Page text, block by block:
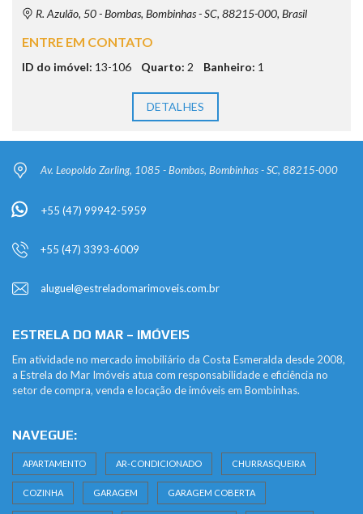
R. Azulão, 50 - Bombas, Bombinhas - SC, 88215-000, Brasil
ENTRE EM CONTATO
ID do imóvel: 13-106 Quarto: 2 Banheiro: 1
DETALHES
Av. Leopoldo Zarling, 1085 - Bombas, Bombinhas - SC, 88215-000
+55 (47) 99942-5959
+55 (47) 3393-6009
aluguel@estreladomarimoveis.com.br
ESTRELA DO MAR – IMÓVEIS
Em atividade no mercado imobiliário da Costa Esmeralda desde 2008,
a Estrela do Mar Imóveis atua com responsabilidade e eficiência no
setor de compra, venda e locação de imóveis em Bombinhas.
NAVEGUE:
APARTAMENTO AR-CONDICIONADO CHURRASQUEIRA
COZINHA GARAGEM GARAGEM COBERTA